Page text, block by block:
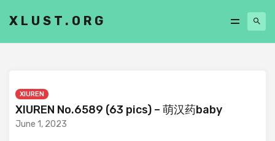
XLUST.ORG
XIUREN
XIUREN No.6589 (63 pics) – 萌汉药baby
June 1, 2023